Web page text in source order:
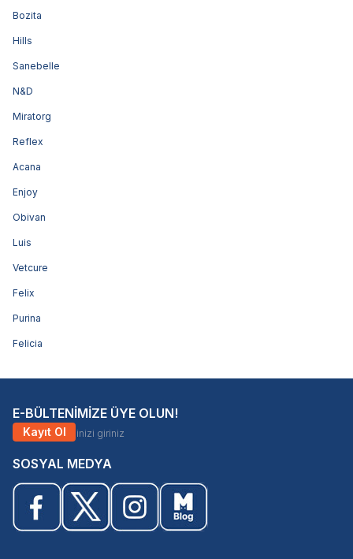
Bozita
Hills
Sanebelle
N&D
Miratorg
Reflex
Acana
Enjoy
Obivan
Luis
Vetcure
Felix
Purina
Felicia
E-BÜLTENİMİZE ÜYE OLUN!
Kayıt Ol
SOSYAL MEDYA